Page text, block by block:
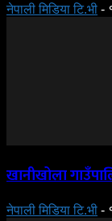
नेपाली मिडिया टि.भी -
खानीखोला
नेपाली मिडिया टि.भी -